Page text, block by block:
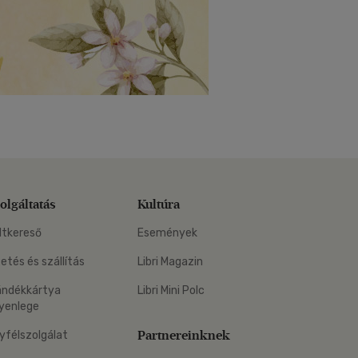
és szállítás
Kultúra
Események
Libri Magazin
Libri Mini Polc
Partnereinknek